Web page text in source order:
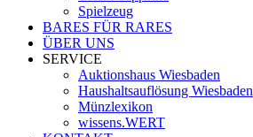
Spielzeug
BARES FÜR RARES
ÜBER UNS
SERVICE
Auktionshaus Wiesbaden
Haushaltsauflösung Wiesbaden
Münzlexikon
wissens.WERT